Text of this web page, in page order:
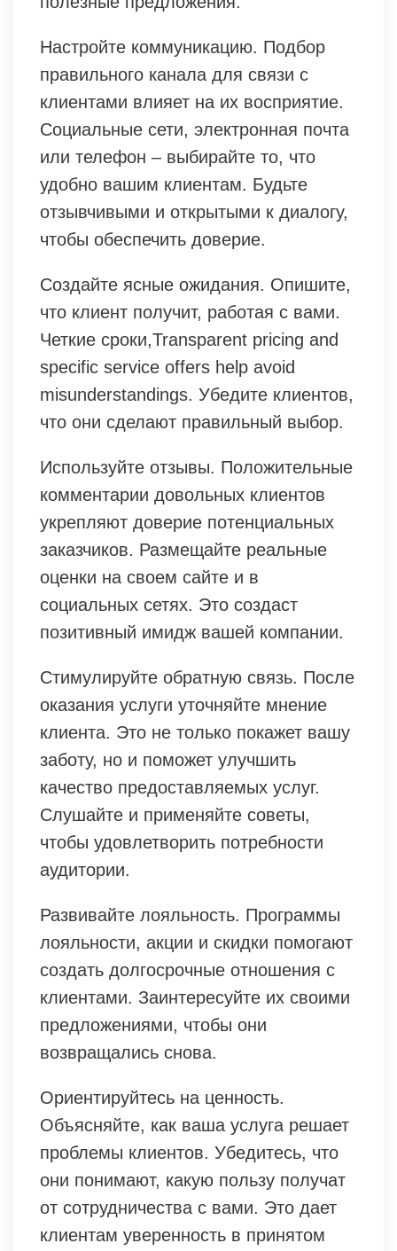
Настройте коммуникацию. Подбор
правильного канала для связи с
клиентами влияет на их восприятие.
Социальные сети, электронная почта
или телефон – выбирайте то, что
удобно вашим клиентам. Будьте
отзывчивыми и открытыми к диалогу,
чтобы обеспечить доверие.
Создайте ясные ожидания. Опишите,
что клиент получит, работая с вами.
Четкие сроки,Transparent pricing and
specific service offers help avoid
misunderstandings. Убедите клиентов,
что они сделают правильный выбор.
Используйте отзывы. Положительные
комментарии довольных клиентов
укрепляют доверие потенциальных
заказчиков. Размещайте реальные
оценки на своем сайте и в
социальных сетях. Это создаст
позитивный имидж вашей компании.
Стимулируйте обратную связь. После
оказания услуги уточняйте мнение
клиента. Это не только покажет вашу
заботу, но и поможет улучшить
качество предоставляемых услуг.
Слушайте и применяйте советы,
чтобы удовлетворить потребности
аудитории.
Развивайте лояльность. Программы
лояльности, акции и скидки помогают
создать долгосрочные отношения с
клиентами. Заинтересуйте их своими
предложениями, чтобы они
возвращались снова.
Ориентируйтесь на ценность.
Объясняйте, как ваша услуга решает
проблемы клиентов. Убедитесь, что
они понимают, какую пользу получат
от сотрудничества с вами. Это дает
клиентам уверенность в принятом